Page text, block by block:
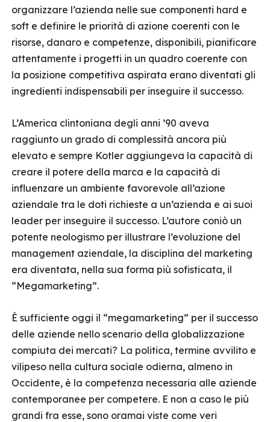
organizzare l’azienda nelle sue componenti hard e
soft e definire le priorità di azione coerenti con le
risorse, danaro e competenze, disponibili, pianificare
attentamente i progetti in un quadro coerente con
la posizione competitiva aspirata erano diventati gli
ingredienti indispensabili per inseguire il successo.
L’America clintoniana degli anni ’90 aveva
raggiunto un grado di complessità ancora più
elevato e sempre Kotler aggiungeva la capacità di
creare il potere della marca e la capacità di
influenzare un ambiente favorevole all’azione
aziendale tra le doti richieste a un’azienda e ai suoi
leader per inseguire il successo. L’autore coniò un
potente neologismo per illustrare l’evoluzione del
management aziendale, la disciplina del marketing
era diventata, nella sua forma più sofisticata, il
“Megamarketing”.
È sufficiente oggi il “megamarketing” per il successo
delle aziende nello scenario della globalizzazione
compiuta dei mercati? La politica, termine avvilito e
vilipeso nella cultura sociale odierna, almeno in
Occidente, è la competenza necessaria alle aziende
contemporanee per competere. E non a caso le più
grandi fra esse, sono oramai viste come veri